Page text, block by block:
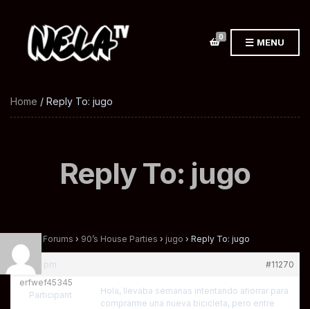
0 MENU
Home / Reply To: jugo
Reply To: jugo
Forums › 90’s House Parties › jugo › Reply To: jugo
at 6:21 pm
#11270
erfwef45345
Participant
Hola, llevaba semanas intentando ahorrar para
comprarme una nueva bicicleta, pero entre